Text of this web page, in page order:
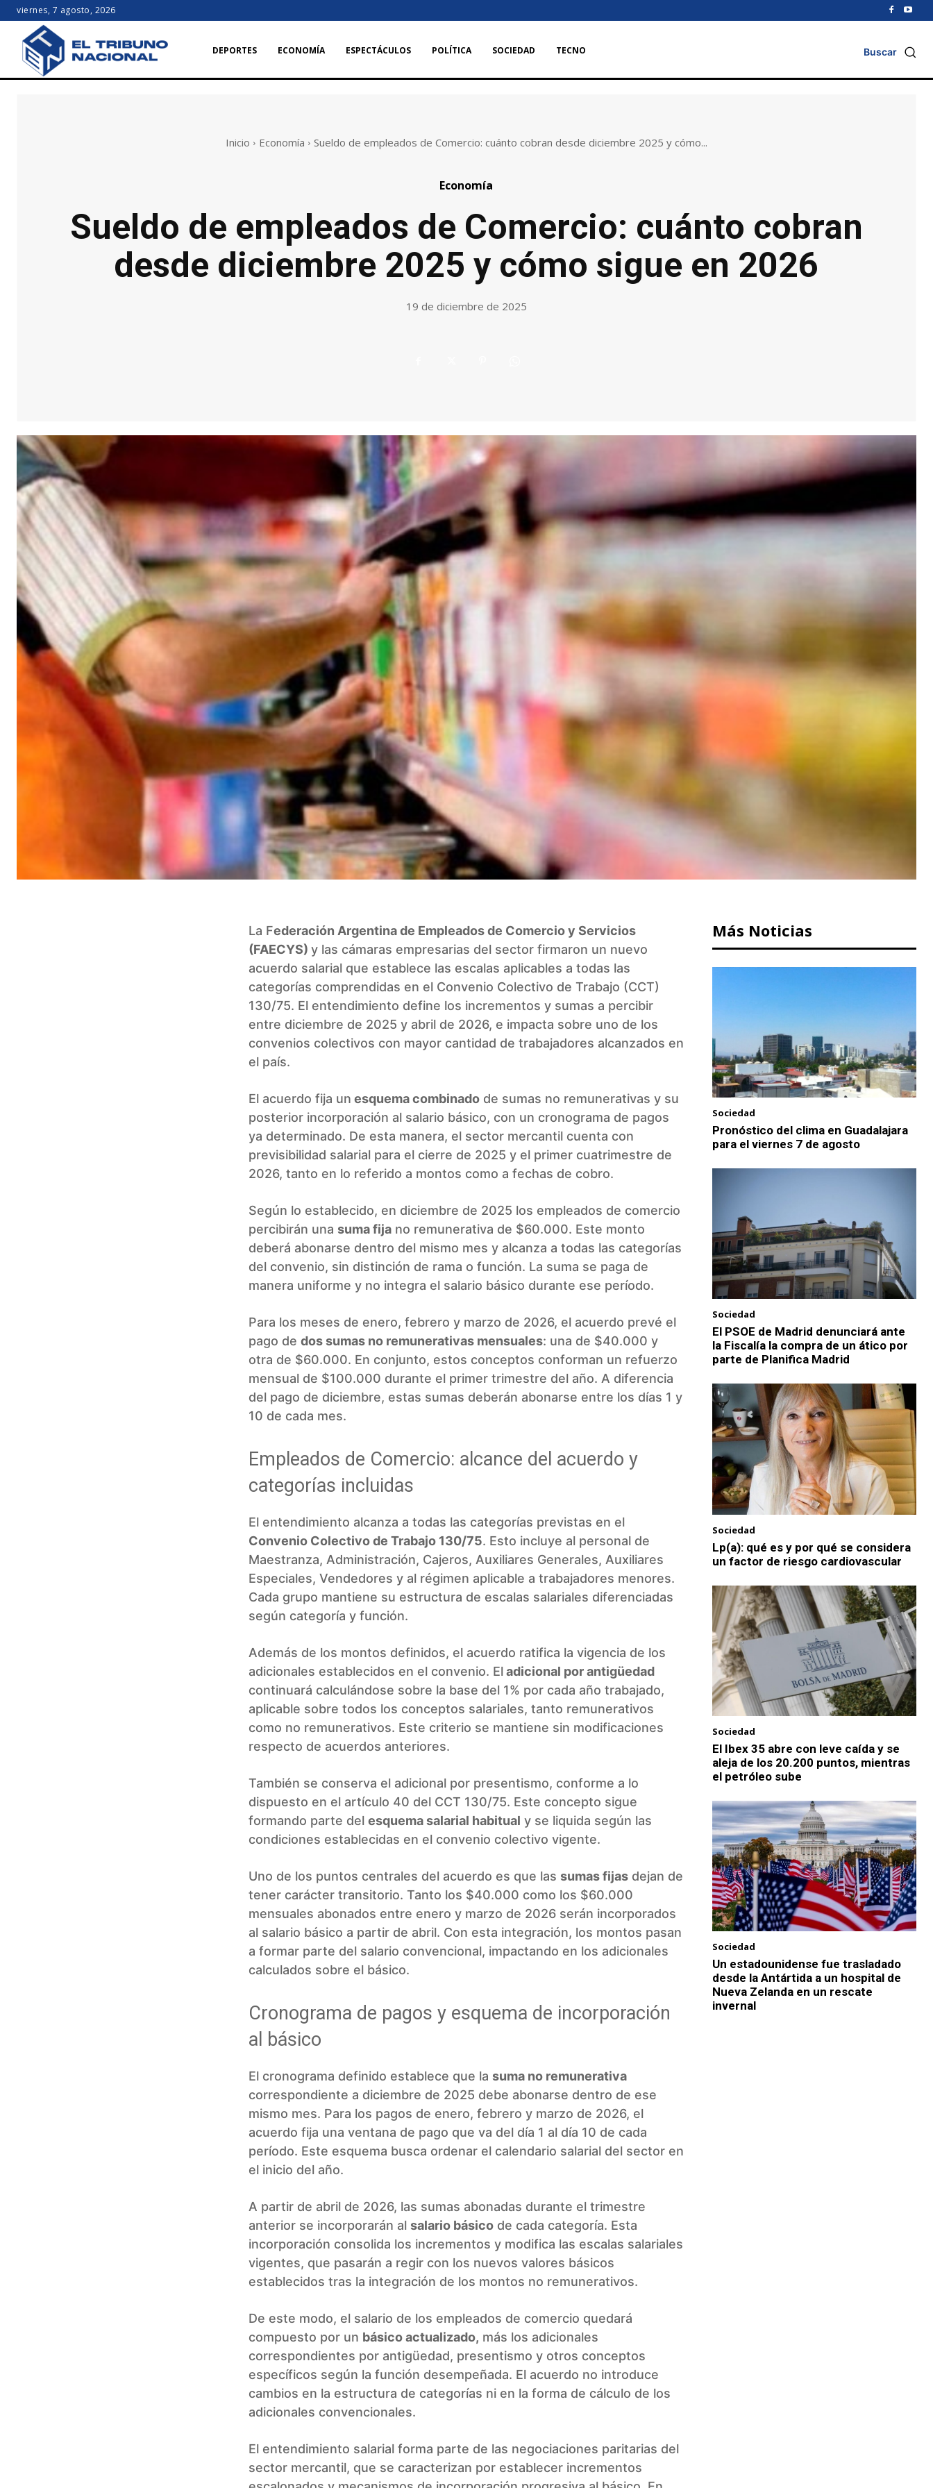
viernes, 7 agosto, 2026
DEPORTES ECONOMÍA ESPECTÁCULOS POLÍTICA SOCIEDAD TECNO Buscar
Inicio Economía Sueldo de empleados de Comercio: cuánto cobran desde diciembre 2025 y cómo...
Economía
Sueldo de empleados de Comercio: cuánto cobran
desde diciembre 2025 y cómo sigue en 2026
19 de diciembre de 2025
La Federación Argentina de Empleados de Comercio y Servicios
(FAECYS) y las cámaras empresarias del sector firmaron un nuevo
acuerdo salarial que establece las escalas aplicables a todas las
categorías comprendidas en el Convenio Colectivo de Trabajo (CCT)
130/75. El entendimiento define los incrementos y sumas a percibir
entre diciembre de 2025 y abril de 2026, e impacta sobre uno de los
convenios colectivos con mayor cantidad de trabajadores alcanzados en
el país.
El acuerdo fija un esquema combinado de sumas no remunerativas y su
posterior incorporación al salario básico, con un cronograma de pagos
ya determinado. De esta manera, el sector mercantil cuenta con
previsibilidad salarial para el cierre de 2025 y el primer cuatrimestre de
2026, tanto en lo referido a montos como a fechas de cobro.
Según lo establecido, en diciembre de 2025 los empleados de comercio
percibirán una suma fija no remunerativa de $60.000. Este monto
deberá abonarse dentro del mismo mes y alcanza a todas las categorías
del convenio, sin distinción de rama o función. La suma se paga de
manera uniforme y no integra el salario básico durante ese período.
Para los meses de enero, febrero y marzo de 2026, el acuerdo prevé el
pago de dos sumas no remunerativas mensuales: una de $40.000 y
otra de $60.000. En conjunto, estos conceptos conforman un refuerzo
mensual de $100.000 durante el primer trimestre del año. A diferencia
del pago de diciembre, estas sumas deberán abonarse entre los días 1 y
10 de cada mes.
Empleados de Comercio: alcance del acuerdo y
categorías incluidas
El entendimiento alcanza a todas las categorías previstas en el
Convenio Colectivo de Trabajo 130/75. Esto incluye al personal de
Maestranza, Administración, Cajeros, Auxiliares Generales, Auxiliares
Especiales, Vendedores y al régimen aplicable a trabajadores menores.
Cada grupo mantiene su estructura de escalas salariales diferenciadas
según categoría y función.
Además de los montos definidos, el acuerdo ratifica la vigencia de los
adicionales establecidos en el convenio. Eladicional por antigüedad
continuará calculándose sobre la base del 1% por cada año trabajado,
aplicable sobre todos los conceptos salariales, tanto remunerativos
como no remunerativos. Este criterio se mantiene sin modificaciones
respecto de acuerdos anteriores.
También se conserva el adicional por presentismo, conforme a lo
dispuesto en el artículo 40 del CCT 130/75. Este concepto sigue
formando parte del esquema salarial habitual y se liquida según las
condiciones establecidas en el convenio colectivo vigente.
Uno de los puntos centrales del acuerdo es que las sumas fijas dejan de
tener carácter transitorio. Tanto los $40.000 como los $60.000
mensuales abonados entre enero y marzo de 2026 serán incorporados
al salario básico a partir de abril. Con esta integración, los montos pasan
a formar parte del salario convencional, impactando en los adicionales
calculados sobre el básico.
Cronograma de pagos y esquema de incorporación
al básico
El cronograma definido establece que la suma no remunerativa
correspondiente a diciembre de 2025 debe abonarse dentro de ese
mismo mes. Para los pagos de enero, febrero y marzo de 2026, el
acuerdo fija una ventana de pago que va del día 1 al día 10 de cada
período. Este esquema busca ordenar el calendario salarial del sector en
el inicio del año.
A partir de abril de 2026, las sumas abonadas durante el trimestre
anterior se incorporarán al salario básico de cada categoría. Esta
incorporación consolida los incrementos y modifica las escalas salariales
vigentes, que pasarán a regir con los nuevos valores básicos
establecidos tras la integración de los montos no remunerativos.
De este modo, el salario de los empleados de comercio quedará
compuesto por un básico actualizado, más los adicionales
correspondientes por antigüedad, presentismo y otros conceptos
específicos según la función desempeñada. El acuerdo no introduce
cambios en la estructura de categorías ni en la forma de cálculo de los
adicionales convencionales.
El entendimiento salarial forma parte de las negociaciones paritarias del
sector mercantil, que se caracterizan por establecer incrementos
Más Noticias
Sociedad
Pronóstico del clima en Guadalajara
para el viernes 7 de agosto
Sociedad
El PSOE de Madrid denunciará ante
la Fiscalía la compra de un ático por
parte de Planifica Madrid
Sociedad
Lp(a): qué es y por qué se considera
un factor de riesgo cardiovascular
Sociedad
El Ibex 35 abre con leve caída y se
aleja de los 20.200 puntos, mientras
el petróleo sube
Sociedad
Un estadounidense fue trasladado
desde la Antártida a un hospital de
Nueva Zelanda en un rescate
invernal